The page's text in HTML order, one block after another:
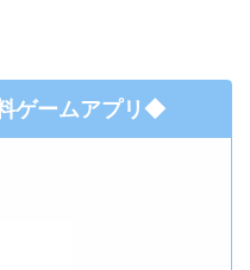
ゲームアプリ◆